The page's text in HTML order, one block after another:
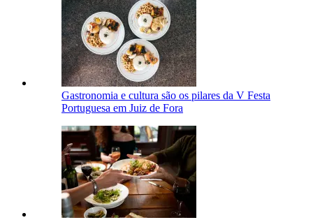
Gastronomia e cultura são os pilares da V Festa
Portuguesa em Juiz de Fora